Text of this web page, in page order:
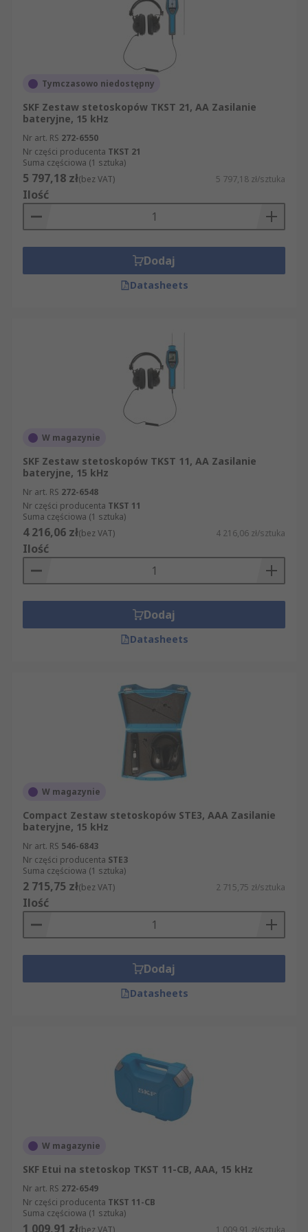
gwarancję wysokiej jakości wszystkich
oferowanych przez nas produktów z kategorii
Stetoskopy i sonoskopy. Dzięki nam mogą
Państwo łatwo znaleźć produkt, który będzie
spełniał wszystkie Państwa oczekiwania,
ponieważ oferujemy nie tylko wyjątkowo bogaty
asortyment, ale także możliwość jego szybkiego
przeglądania na naszej stronie internetowej.
Tymczasowo niedostępny
SKF Zestaw stetoskopów TKST 21, AA Zasilanie
bateryjne, 15 kHz
Nr art. RS 272-6550
Nr części producenta TKST 21
Suma częściowa (1 sztuka)
5 797,18 zł(bez VAT) 5 797,18 zł/sztuka
Ilość
Dodaj
Datasheets
W magazynie
SKF Zestaw stetoskopów TKST 11, AA Zasilanie
bateryjne, 15 kHz
Nr art. RS 272-6548
Nr części producenta TKST 11
Suma częściowa (1 sztuka)
4 216,06 zł(bez VAT) 4 216,06 zł/sztuka
Ilość
Dodaj
Datasheets
W magazynie
Compact Zestaw stetoskopów STE3, AAA Zasilanie
bateryjne, 15 kHz
Nr art. RS 546-6843
Nr części producenta STE3
Suma częściowa (1 sztuka)
2 715,75 zł(bez VAT) 2 715,75 zł/sztuka
Ilość
Dodaj
Datasheets
W magazynie
SKF Etui na stetoskop TKST 11-CB, AAA, 15 kHz
Nr art. RS 272-6549
Nr części producenta TKST 11-CB
Suma częściowa (1 sztuka)
1 009,91 zł(bez VAT) 1 009,91 zł/sztuka